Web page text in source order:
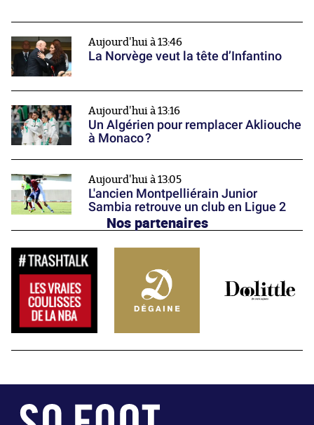
Aujourd'hui à 13:46
La Norvège veut la tête d’Infantino
Aujourd'hui à 13:16
Un Algérien pour remplacer Akliouche
à Monaco ?
Aujourd'hui à 13:05
L'ancien Montpelliérain Junior
Sambia retrouve un club en Ligue 2
Nos partenaires